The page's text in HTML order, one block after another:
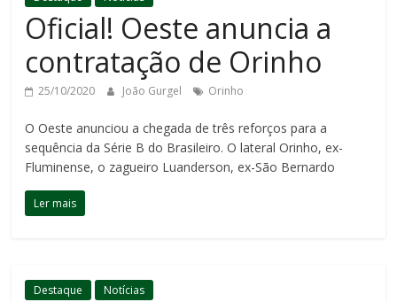
Oficial! Oeste anuncia a
contratação de Orinho
25/10/2020 João Gurgel Orinho
O Oeste anunciou a chegada de três reforços para a
sequência da Série B do Brasileiro. O lateral Orinho, ex-
Fluminense, o zagueiro Luanderson, ex-São Bernardo
Ler mais
Destaque Notícias